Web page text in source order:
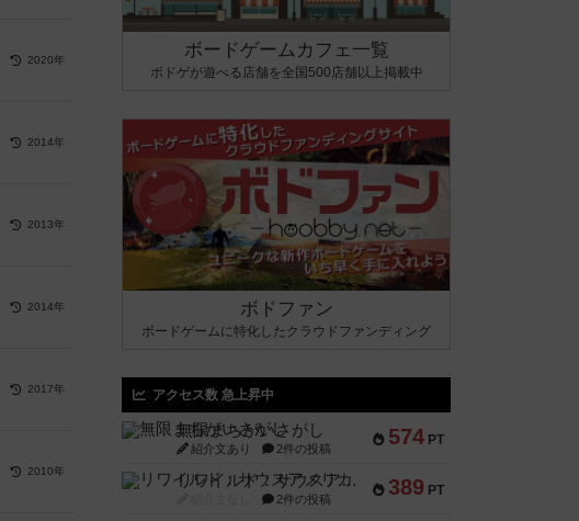
2020年
2014年
2013年
2014年
2017年
2010年
ボードゲームカフェ一覧
ボドゲが遊べる店舗を全国500店舗以上掲載中
ボドファン
ボードゲームに特化したクラウドファンディング
アクセス数 急上昇中
574 PT
無限まちがいさがし
紹介文あり 2件の投稿
389 PT
リワイルド：サウスアメリカ
2件の投稿